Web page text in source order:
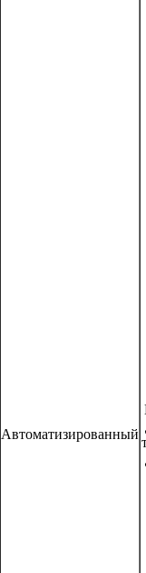
Автоматизированный